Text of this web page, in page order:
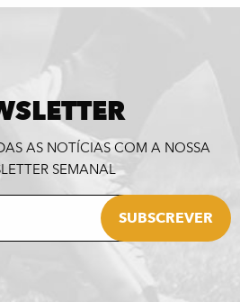
AS NOTÍCIAS COM A NOSSA
SEMANAL